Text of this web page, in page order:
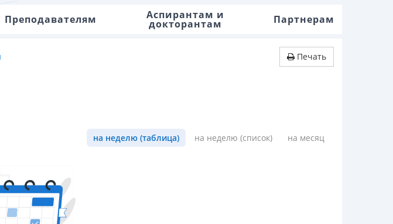
Преподавателям Аспирантам и
докторантам Партнерам
Печать
на неделю (таблица) на неделю (список) на месяц